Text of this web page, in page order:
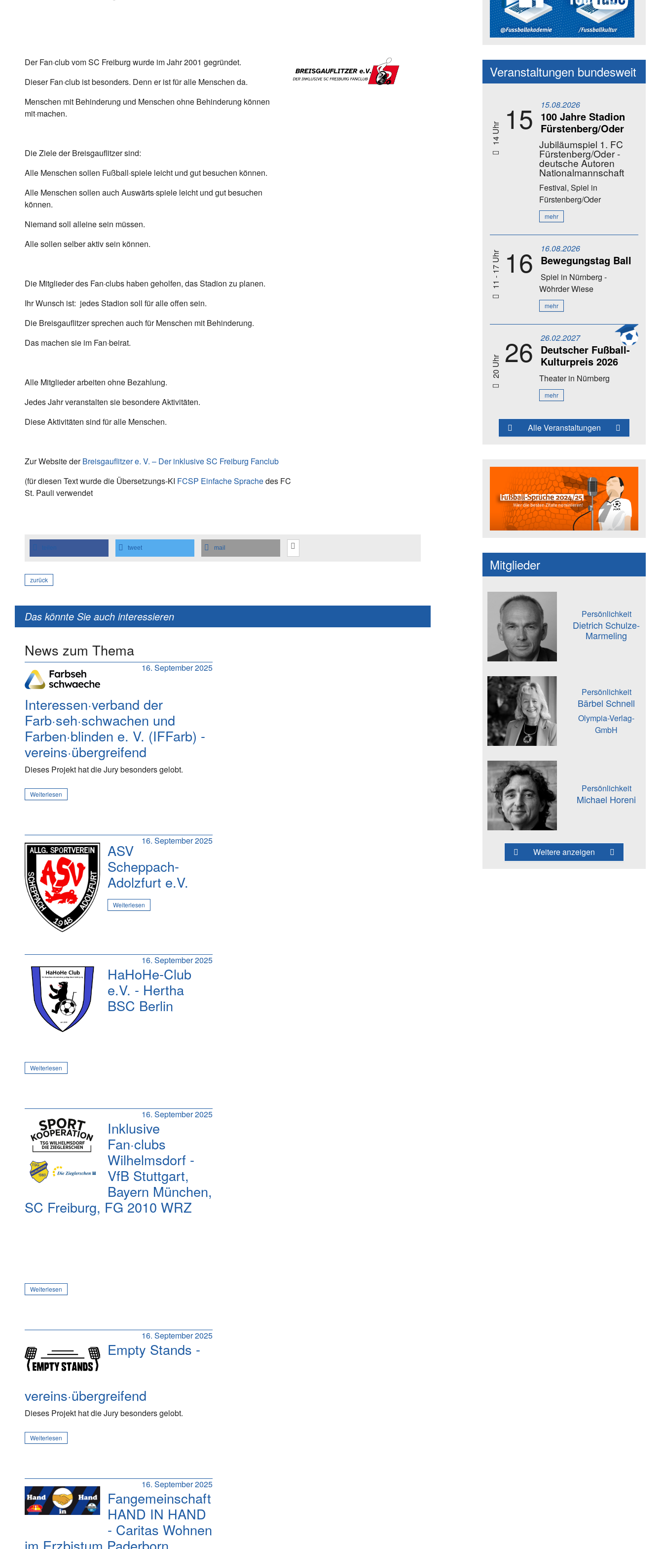
Der Fan·club vom SC Freiburg wurde im Jahr 2001 gegründet.
Dieser Fan·club ist besonders. Denn er ist für alle Menschen da.
Menschen mit Behinderung und Menschen ohne Behinderung können
mit·machen.
Die Ziele der Breisgauflitzer sind:
Alle Menschen sollen Fußball·spiele leicht und gut besuchen können.
Alle Menschen sollen auch Auswärts·spiele leicht und gut besuchen
können.
Niemand soll alleine sein müssen.
Alle sollen selber aktiv sein können.
Die Mitglieder des Fan·clubs haben geholfen, das Stadion zu planen.
Ihr Wunsch ist: jedes Stadion soll für alle offen sein.
Die Breisgauflitzer sprechen auch für Menschen mit Behinderung.
Das machen sie im Fan·beirat.
Alle Mitglieder arbeiten ohne Bezahlung.
Jedes Jahr veranstalten sie besondere Aktivitäten.
Diese Aktivitäten sind für alle Menschen.
Zur Website derBreisgauflitzer e. V. – Der inklusive SC Freiburg Fanclub
(für diesen Text wurde die Übersetzungs-KI FCSP Einfache Sprachedes FC
St. Pauli verwendet
teilen tweet mail
zurück
Das könnte Sie auch interessieren
News zum Thema
16. September 2025
Interessen·verband der
Farb·seh·schwachen und
Farben·blinden e. V. (IFFarb) -
vereins·übergreifend
Dieses Projekt hat die Jury besonders gelobt.
Weiterlesen
16. September 2025
ASV
Scheppach-
Adolzfurt e.V.
Weiterlesen
16. September 2025
HaHoHe-Club
e.V. - Hertha
BSC Berlin
Weiterlesen
16. September 2025
Inklusive
Fan·clubs
Wilhelmsdorf -
VfB Stuttgart,
Bayern München,
SC Freiburg, FG 2010 WRZ
Weiterlesen
16. September 2025
Empty Stands -
vereins·übergreifend
Dieses Projekt hat die Jury besonders gelobt.
Weiterlesen
16. September 2025
Fangemeinschaft
HAND IN HAND
- Caritas Wohnen
Social Media Kanäle der
Veranstaltungen bundesweit
14 Uhr 15 15.08.2026
100 Jahre Stadion
Fürstenberg/Oder
Jubiläumspiel 1. FC
Fürstenberg/Oder -
deutsche Autoren
Nationalmannschaft
Festival, Spiel in
Fürstenberg/Oder
mehr
11 - 17 Uhr 16 16.08.2026
Bewegungstag Ball
Spiel in Nürnberg -
Wöhrder Wiese
mehr
20 Uhr 26 26.02.2027
Deutscher Fußball-
Kulturpreis 2026
Theaterin Nürnberg
mehr
Alle Veranstaltungen
Fußballspruch des Jahres:
Mitglieder
Persönlichkeit
Dietrich Schulze-
Marmeling
Persönlichkeit
Bärbel Schnell
Olympia-Verlag-
GmbH
Persönlichkeit
Michael Horeni
Weitere anzeigen